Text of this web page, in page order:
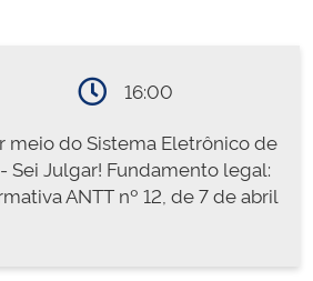
16:00
meio do Sistema Eletrônico de
Sei Julgar! Fundamento legal:
ANTT nº 12, de 7 de abril